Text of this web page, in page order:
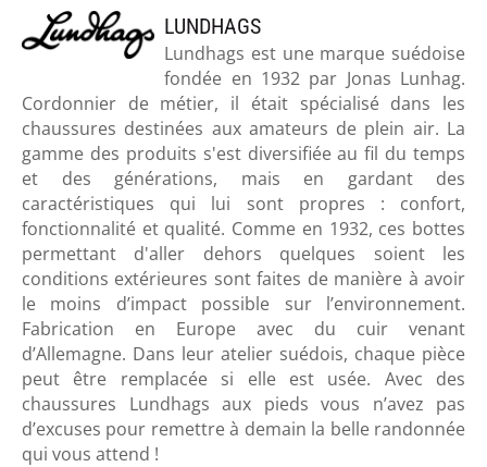
LUNDHAGS
Lundhags est une marque suédoise
fondée en 1932 par Jonas Lunhag.
Cordonnier de métier, il était spécialisé dans les
chaussures destinées aux amateurs de plein air. La
gamme des produits s'est diversifiée au fil du temps
et des générations, mais en gardant des
caractéristiques qui lui sont propres : confort,
fonctionnalité et qualité. Comme en 1932, ces bottes
permettant d'aller dehors quelques soient les
conditions extérieures sont faites de manière à avoir
le moins d’impact possible sur l’environnement.
Fabrication en Europe avec du cuir venant
d’Allemagne. Dans leur atelier suédois, chaque pièce
peut être remplacée si elle est usée. Avec des
chaussures Lundhags aux pieds vous n’avez pas
d’excuses pour remettre à demain la belle randonnée
qui vous attend !